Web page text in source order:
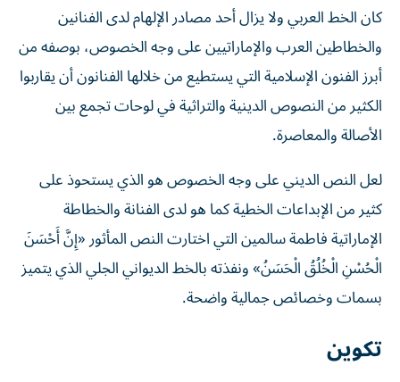
كان الخط العربي ولا يزال أحد مصادر الإلهام لدى الفنانين
والخطاطين العرب والإماراتيين على وجه الخصوص، بوصفه من
أبرز الفنون الإسلامية التي يستطيع من خلالها الفنانون أن يقاربوا
الكثير من النصوص الدينية والتراثية في لوحات تجمع بين
الأصالة والمعاصرة.
لعل النص الديني على وجه الخصوص هو الذي يستحوذ على
كثير من الإبداعات الخطية كما هو لدى الفنانة والخطاطة
الإماراتية فاطمة سالمين التي اختارت النص المأثور «إِنَّ أَحْسَنَ
الْحُسْنِ الْخُلُقُ الْحَسَنُ» ونفذته بالخط الديواني الجلي الذي يتميز
بسمات وخصائص جمالية واضحة.
تكوين